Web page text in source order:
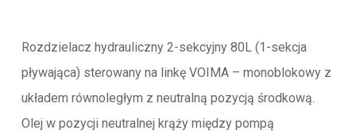
Rozdzielacz hydrauliczny 2-sekcyjny 80L (1-sekcja
pływająca) sterowany na linkę VOIMA – monoblokowy z
układem równoległym z neutralną pozycją środkową.
Olej w pozycji neutralnej krąży między pompą